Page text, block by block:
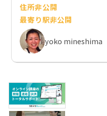
住所非公開
最寄り駅非公開
yoko mineshima